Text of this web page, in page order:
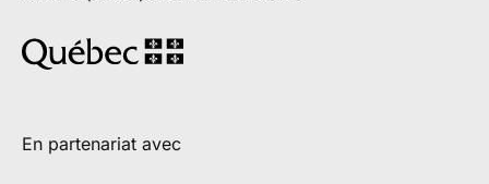
En partenariat avec